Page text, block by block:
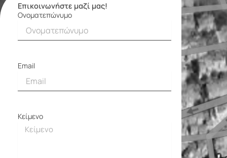
Επικοινωνήστε μαζί μας!
Φόρμα
επικοινωνίας
Ονοματεπώνυμο
Email
Κείμενο